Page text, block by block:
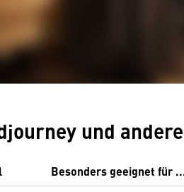
und
Besonders geeignet für